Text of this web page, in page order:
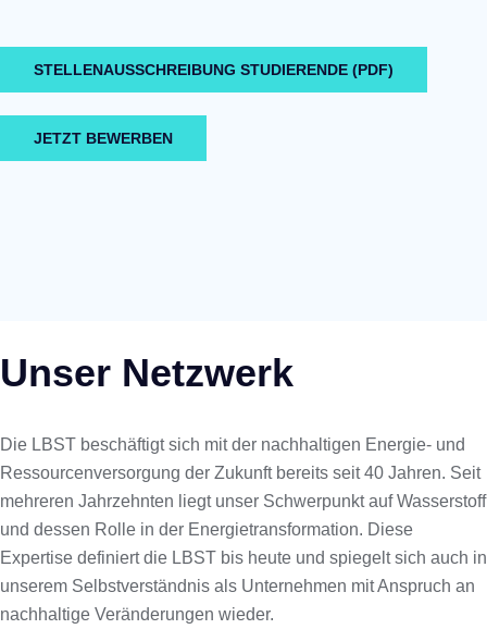
STELLENAUSSCHREIBUNG STUDIERENDE (PDF)
JETZT BEWERBEN
Unser Netzwerk
Die LBST beschäftigt sich mit der nachhaltigen Energie- und
Ressourcenversorgung der Zukunft bereits seit 40 Jahren. Seit
mehreren Jahrzehnten liegt unser Schwerpunkt auf Wasserstoff
und dessen Rolle in der Energietransformation. Diese
Expertise definiert die LBST bis heute und spiegelt sich auch in
unserem Selbstverständnis als Unternehmen mit Anspruch an
nachhaltige Veränderungen wieder.